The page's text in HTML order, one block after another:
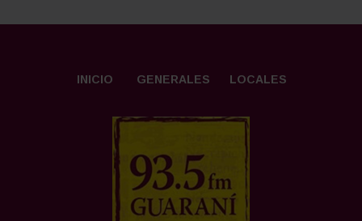
INICIO GENERALES LOCALES